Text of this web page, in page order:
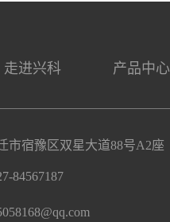
走进兴科 产品中心
市宿豫区双星大道88号A2座
84567187